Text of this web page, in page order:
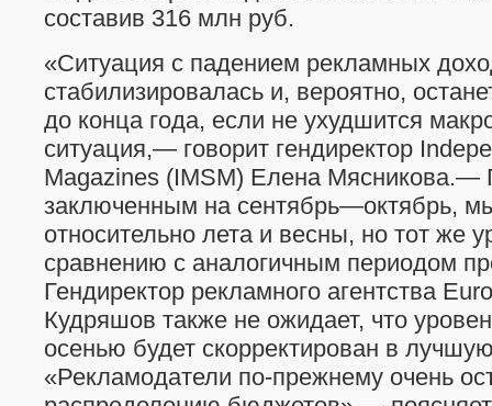
составив 316 млн руб.
«Ситуация с падением рекламных
стабилизировалась и, вероятно,
до конца года, если не ухудшится
ситуация,— говорит гендиректор
Magazines (IMSM) Елена Мясникова.—
заключенным на сентябрь—октябрь,
относительно лета и весны, но тот же
сравнению с аналогичным периодом
Гендиректор рекламного агентства
Кудряшов также не ожидает, что
осенью будет скорректирован в
«Рекламодатели по-прежнему очень